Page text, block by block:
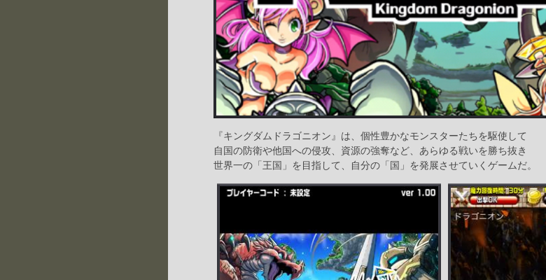
『キングダムドラゴニオン』は、個性豊かなモンスターたちを駆使して
自国の防衛や他国への侵攻、資源の強奪など、あらゆる戦いを勝ち抜き
世界一の「王国」を目指して、自分の「国」を発展させていくゲームだ。